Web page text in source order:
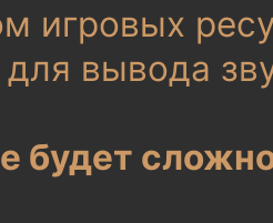
игровых
вывода
будет